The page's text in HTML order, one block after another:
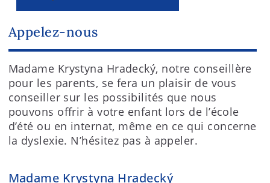
Appelez-nous
Madame Krystyna Hradecký, notre conseillère
pour les parents, se fera un plaisir de vous
conseiller sur les possibilités que nous
pouvons offrir à votre enfant lors de l’école
d’été ou en internat, même en ce qui concerne
la dyslexie. N’hésitez pas à appeler.
Madame Krystyna Hradecký